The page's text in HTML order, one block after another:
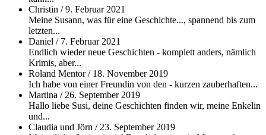
Christin /9. Februar 2021
Meine Susann, was für eine Geschichte..., spannend bis zum
letzten...
Daniel / 7. Februar 2021
Endlich wieder neue Geschichten - komplett anders, nämlich
Krimis, aber...
Roland Mentor/ 18. November 2019
Ich habe von einer Freundin von den - kurzen zauberhaften...
Martina / 26. September 2019
Hallo liebe Susi, deine Geschichten finden wir, meine Enkelin
und...
Claudia und Jörn / 23. September 2019